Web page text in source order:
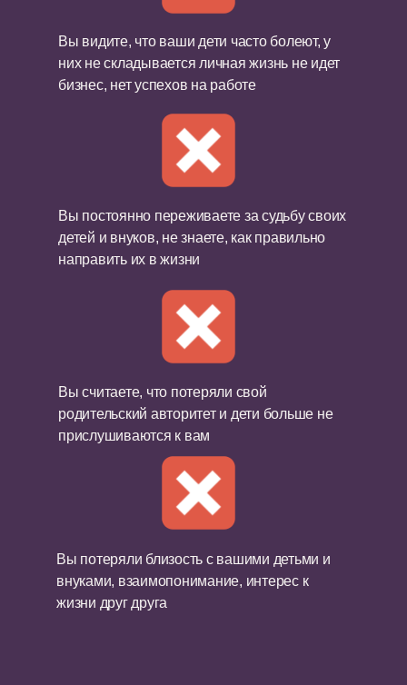
Вы постоянно переживаете за судьбу своих
детей и внуков, не знаете, как правильно
направить их в жизни
Вы считаете, что потеряли свой
родительский авторитет и дети больше не
прислушиваются к вам
Вы видите, что ваши дети часто болеют, у
них не складывается личная жизнь не идет
бизнес, нет успехов на работе
Вы потеряли близость с вашими детьми и
внуками, взаимопонимание, интерес к
жизни друг друга